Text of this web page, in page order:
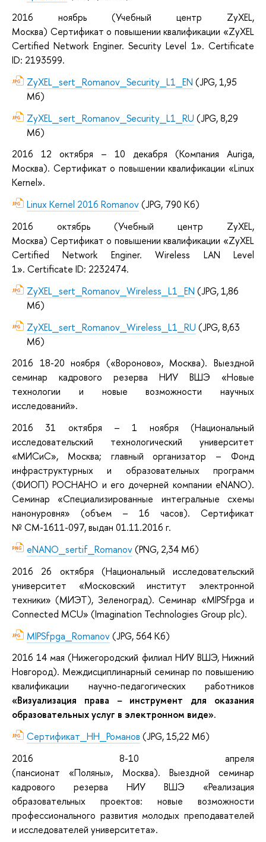
2016 ноябрь (Учебный центр ZyXEL,
Москва) Cертификат о повышении квалификации «ZyXEL
Certified Network Enginer. Security Level 1». Certificate
ID: 2193599.
ZyXEL_sert_Romanov_Security_L1_EN (JPG, 1,95
Мб)
ZyXEL_sert_Romanov_Security_L1_RU (JPG, 8,29
Мб)
2016 12 октября – 10 декабря (Компания Auriga,
Москва). Cертификат о повышении квалификации «Linux
Kernel».
Linux Kernel 2016 Romanov(JPG, 790 Кб)
2016 октябрь (Учебный центр ZyXEL,
Москва) Cертификат о повышении квалификации «ZyXEL
Certified Network Enginer. Wireless LAN Level
1». Certificate ID: 2232474.
ZyXEL_sert_Romanov_Wireless_L1_EN (JPG, 1,86
Мб)
ZyXEL_sert_Romanov_Wireless_L1_RU (JPG, 8,63
Мб)
2016 18-20 ноября («Вороново», Москва).Выездной
семинар кадрового резерва НИУ ВШЭ «Новые
технологии и новые возможности научных
исследований».
2016 31 октября – 1 ноября (Национальный
исследовательский технологический университет
«МИСиС», Москва; главный организатор – Фонд
инфраструктурных и образовательных программ
(ФИОП) РОСНАНО и его дочерней компании eNANO).
Семинар «Специализированные интегральные схемы
нанонуровня» (объем – 16 часов). Сертификат
№ СМ-1611-097, выдан 01.11.2016 г.
eNANO_sertif_Romanov(PNG, 2,34 Мб)
2016 26 октября (Национальный исследовательский
университет «Московский институт электронной
техники» (МИЭТ), Зеленоград). Семинар «MIPSfpga и
Connected MCU» (Imagination Technologies Group plc).
MIPSfpga_Romanov(JPG, 564 Кб)
201614 мая (Нижегородский филиал НИУ ВШЭ, Нижний
Новгород). Междисциплинарный семинар по повышению
квалификации научно-педагогических работников
«Визуализация права − инструмент для оказания
образовательных услуг в электронном виде».
Сертификат_НН_Романов (JPG, 15,22 Мб)
2016 8-10 апреля
(пансионат«Поляны», Москва). Выездной семинар
кадрового резерва НИУ ВШЭ «Реализация
образовательных проектов: новые возможности
профессионального развития молодых преподавателей
и исследователей университета».